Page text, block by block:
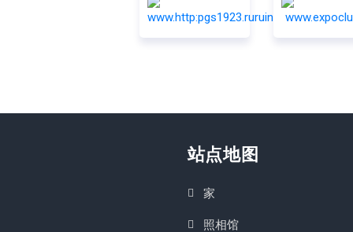
站点地图
家
照相馆